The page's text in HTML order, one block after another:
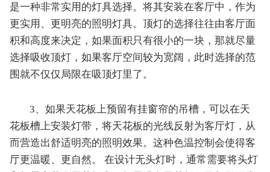
是一种非常实用的灯具选择。将其安装在客厅中，作为
更实用、更明亮的照明灯具。顶灯的选择往往由客厅面
积和高度来决定，如果面积只有很小的一块，那就尽量
选择吸收顶灯，如果客厅空间较为宽阔，此时选择的范
围就不仅仅局限在吸顶灯里了。
3、如果天花板上预留有挂窗帘的吊槽，可以在天
花板槽上安装灯带，将天花板的光线反射为客厅灯，从
而营造出舒适明亮的照明效果。这种色温控制会使得客
厅更温暖、更自然。 在设计无头灯时，通常需要将头灯